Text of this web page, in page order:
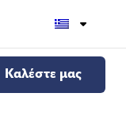
Καλέστε μας